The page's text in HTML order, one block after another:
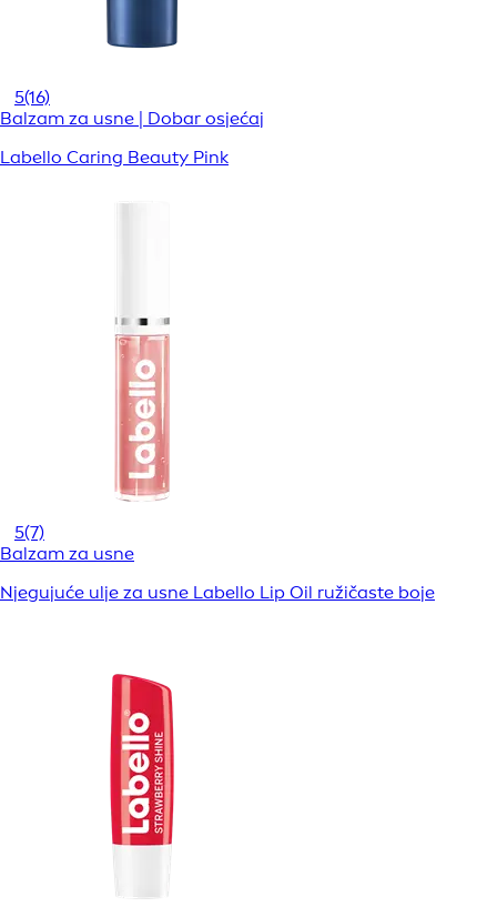
5(16)
Balzam za usne | Dobar osjećaj
Labello Caring Beauty Pink
5(7)
Balzam za usne
Njegujuće ulje za usne Labello Lip Oil ružičaste boje